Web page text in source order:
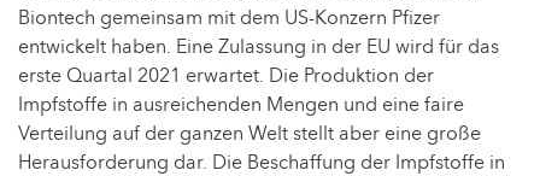
Biontech gemeinsam mit dem US-Konzern Pfizer
entwickelt haben. Eine Zulassung in der EU wird für das
erste Quartal 2021 erwartet. Die Produktion der
Impfstoffe in ausreichenden Mengen und eine faire
Verteilung auf der ganzen Welt stellt aber eine große
Herausforderung dar. Die Beschaffung der Impfstoffe in